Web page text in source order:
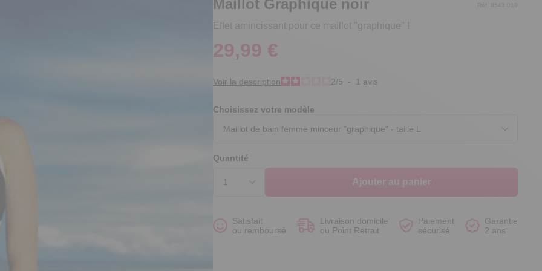
Maillot Graphique noir
Effet amincissant pour ce maillot "graphique" !
Réf. 8543.019
29,99 €
Voir la description 2/5 - 1 avis
Choisissez votre modèle
Quantité
Ajouter au panier
Satisfait
ou remboursé
Livraison domicile
ou Point Retrait
Paiement
sécurisé
Garantie
2 ans